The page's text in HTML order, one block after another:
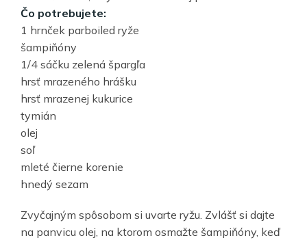
Čo potrebujete:
1 hrnček parboiled ryže
šampiňóny
1/4 sáčku zelená špargľa
hrsť mrazeného hrášku
hrsť mrazenej kukurice
tymián
olej
soľ
mleté čierne korenie
hnedý sezam
Zvyčajným spôsobom si uvarte ryžu. Zvlášť si dajte
na panvicu olej, na ktorom osmažte šampiňóny, keď